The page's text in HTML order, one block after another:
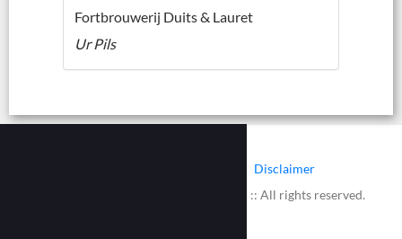
Fortbrouwerij Duits & Lauret
Ur Pils
Disclaimer
© 2002 - 2026 :: www.bieretiketten.nl :: All rights reserved.